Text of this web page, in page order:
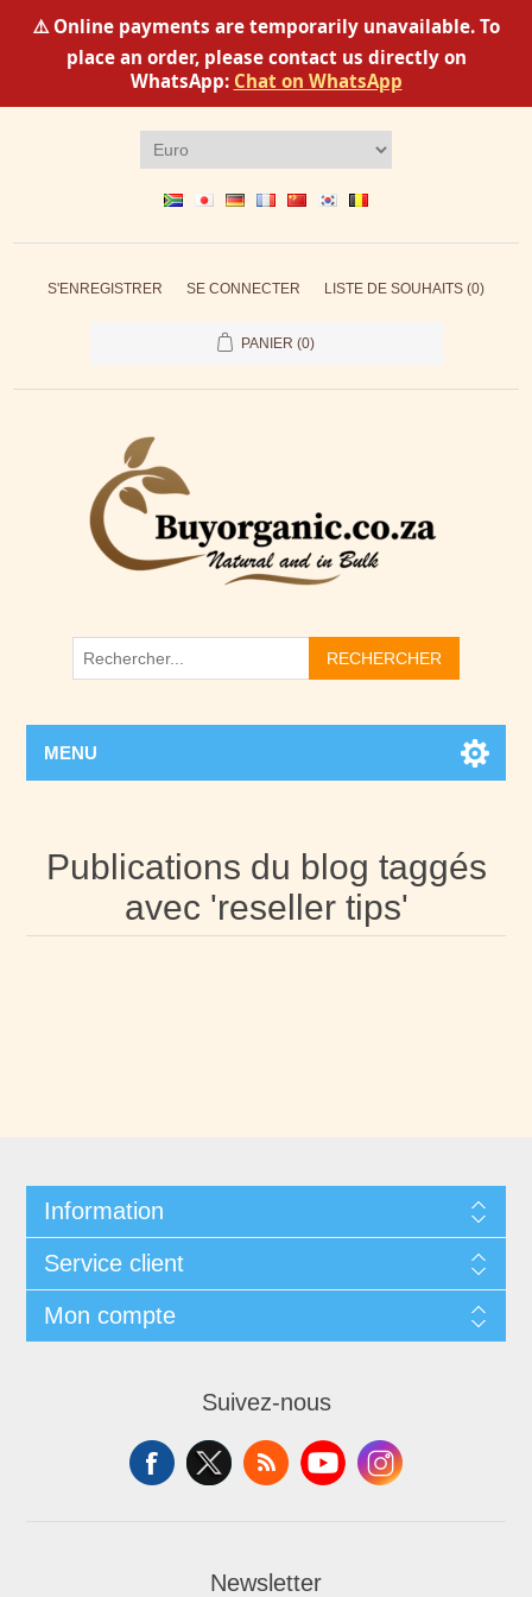
⚠️ Online payments are temporarily unavailable. To
place an order, please contact us directly on
WhatsApp: Chat on WhatsApp
S'ENREGISTRER SE CONNECTER LISTE DE SOUHAITS (0)
PANIER (0)
RECHERCHER
MENU
Publications du blog taggés
avec 'reseller tips'
Information
Service client
Mon compte
Suivez-nous
Newsletter